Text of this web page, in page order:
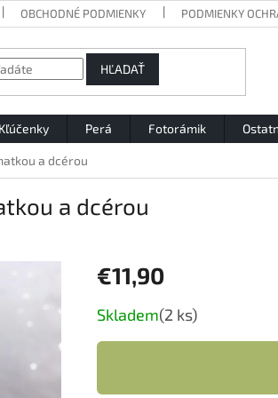
OBCHODNÉ PODMIENKY PODMIENKY
HĽADAŤ
Kľúčenky Perá Fotorámik
a dcérou
a dcérou
€11,90
Jednotková
cena:
Skladem(2 ks)